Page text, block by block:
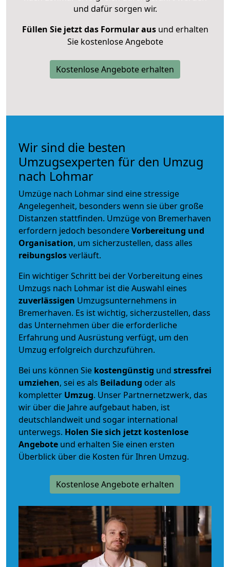
und dafür sorgen wir.
Füllen Sie jetzt das Formular ausund erhalten
Sie kostenlose Angebote
Kostenlose Angebote erhalten
Wir sind die besten
Umzugsexperten für den Umzug
nach Lohmar
Umzüge nach Lohmar sind eine stressige
Angelegenheit, besonders wenn sie über große
Distanzen stattfinden. Umzüge von Bremerhaven
erfordern jedoch besondereVorbereitung und
Organisation, um sicherzustellen, dass alles
reibungslosverläuft.
Ein wichtiger Schritt bei der Vorbereitung eines
Umzugs nach Lohmar ist die Auswahl eines
zuverlässigen Umzugsunternehmens in
Bremerhaven. Es ist wichtig, sicherzustellen, dass
das Unternehmen über die erforderliche
Erfahrung und Ausrüstung verfügt, um den
Umzug erfolgreich durchzuführen.
Bei uns können Sie kostengünstig und stressfrei
umziehen, sei es als Beiladung oder als
kompletter Umzug. Unser Partnernetzwerk, das
wir über die Jahre aufgebaut haben, ist
deutschlandweit und sogar international
unterwegs. Holen Sie sich jetzt kostenlose
Angebote und erhalten Sie einen ersten
Überblick über die Kosten für Ihren Umzug.
Kostenlose Angebote erhalten